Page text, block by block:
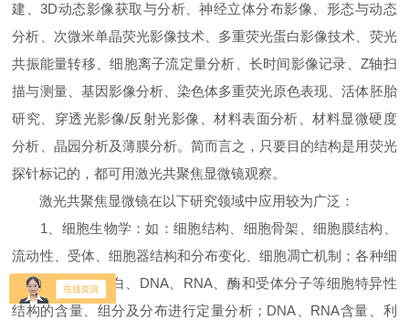
建、3D动态影像获取与分析、神经立体分布影像、形态与动态
分析、次微米单晶荧光影像技术、多重荧光蛋白影像技术、荧光
共振能量转移、细胞离子流定量分析、长时间影像记录、Z轴扫
描与测量、基因影像分析、染色体多重荧光原色表现、活体胚胎
研究、穿透光影像/反射光影像、材料表面分析、材料显微硬度
分析、晶园分析及薄膜分析。简而言之，只要目的结构是用荧光
探针标记的，都可用激光共聚焦显微镜观察。
激光共聚焦显微镜在以下研究领域中应用较为广泛：
1、细胞生物学：如：细胞结构、细胞骨架、细胞膜结构、
流动性、受体、细胞器结构和分布变化、细胞凋亡机制；各种细
胞器、结构性蛋白、DNA、RNA、酶和受体分子等细胞特异性
结构的含量、组分及分布进行定量分析；DNA、RNA含量、利